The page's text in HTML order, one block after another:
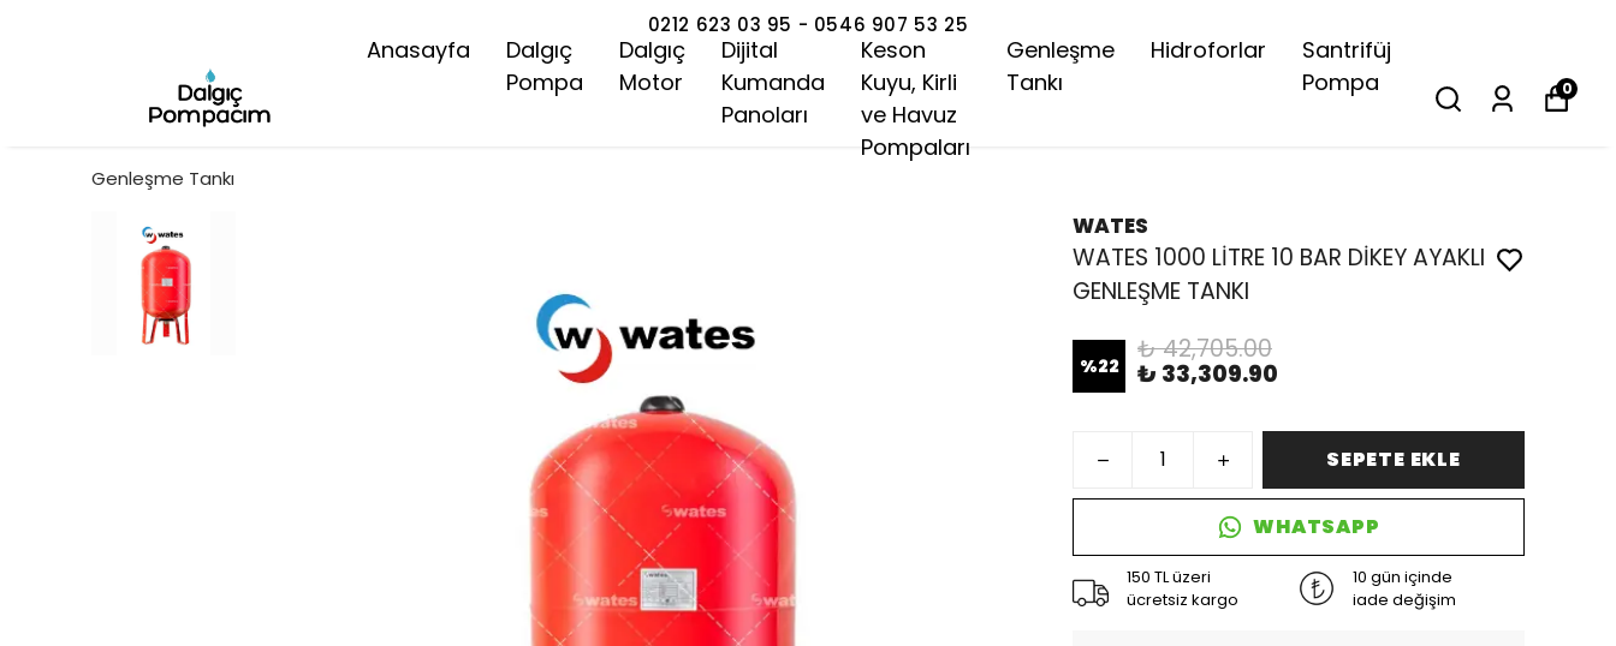
0212 623 03 95 - 0546 907 53 25
Anasayfa
Dalgıç
Pompa
Dalgıç
Motor
Dijital
Kumanda
Panoları
Keson
Kuyu, Kirli
ve Havuz
Pompaları
Genleşme
Tankı
Hidroforlar
Santrifüj
Pompa
0
Genleşme Tankı
WATES
WATES 1000 LİTRE 10 BAR DİKEY AYAKLI
GENLEŞME TANKI
%22
₺ 42,705.00
₺ 33,309.90
SEPETE EKLE
WHATSAPP
150 TL üzeri
ücretsiz kargo
10 gün içinde
iade değişim